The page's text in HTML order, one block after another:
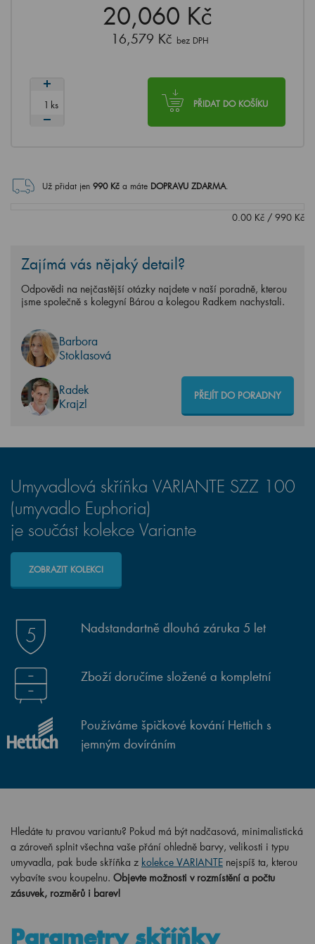
20,060 Kč
16,579 Kč bez DPH
PŘIDAT DO KOŠÍKU
ks
Už přidat jen 990Kč a máte DOPRAVU ZDARMA.
0.00 Kč / 990 Kč
Zajímá vás nějaký detail?
Odpovědi na nejčastější otázky najdete v naší poradně, kterou
jsme společně s kolegyní Bárou a kolegou Radkem nachystali.
Barbora
Stoklasová
Radek
Krajzl
PŘEJÍT DO PORADNY
Umyvadlová skříňka VARIANTE SZZ 100
(umyvadlo Euphoria)
je součást kolekce Variante
ZOBRAZIT KOLEKCI
Nadstandartně dlouhá záruka 5 let
Zboží doručíme složené a kompletní
Používáme špičkové kování Hettich s
jemným dovíráním
Hledáte tu pravou variantu? Pokud má být nadčasová, minimalistická
a zároveň splnit všechna vaše přání ohledně barvy, velikosti i typu
umyvadla, pak bude skříňka z kolekce VARIANTE nejspíš ta, kterou
vybavíte svou koupelnu. Objevte možnosti v rozmístění a počtu
zásuvek, rozměrů i barev!
Parametry skříňky